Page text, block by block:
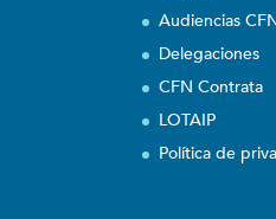
Audiencias
Delegaciones
CFN Contrata
LOTAIP
Política de